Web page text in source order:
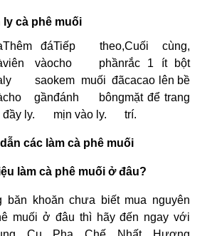
ly cà phê muối
Thêm đá
viên vào
ly sao
cho gần
đầy ly.
Tiếp theo,
cho phần
kem muối đã
đánh bông
mịn vào ly.
Cuối cùng,
rắc 1 ít bột
cacao lên bề
mặt để trang
trí.
các làm cà phê muối
làm cà phê muối ở đâu?
băn khoăn chưa biết mua nguyên
muối ở đâu thì hãy đến ngay với